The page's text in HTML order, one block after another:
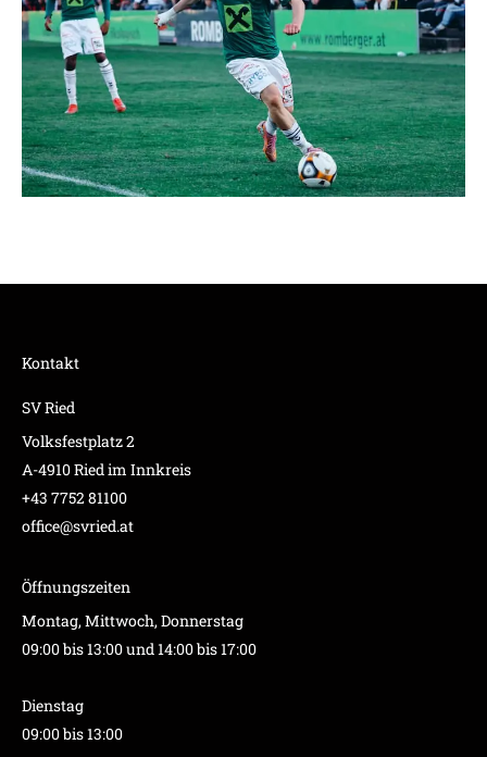
Kontakt
SV Ried
Volksfestplatz 2
A-4910 Ried im Innkreis
+43 7752 81100
office@svried.at
Öffnungszeiten
Montag, Mittwoch, Donnerstag
09:00 bis 13:00 und 14:00 bis 17:00
Dienstag
09:00 bis 13:00